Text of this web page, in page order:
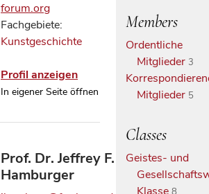
forum.org
Fachgebiete:
Kunstgeschichte
Profil anzeigen
In eigener Seite öffnen
Prof. Dr. Jeffrey F.
Hamburger
Members
Ordentliche
Mitglieder 3
Mitglieder 5
Classes
Geistes- und